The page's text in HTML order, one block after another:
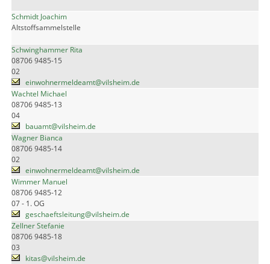
Schmidt Joachim
Altstoffsammelstelle
Schwinghammer Rita
08706 9485-15
02
einwohnermeldeamt@vilsheim.de
Wachtel Michael
08706 9485-13
04
bauamt@vilsheim.de
Wagner Bianca
08706 9485-14
02
einwohnermeldeamt@vilsheim.de
Wimmer Manuel
08706 9485-12
07 - 1. OG
geschaeftsleitung@vilsheim.de
Zellner Stefanie
08706 9485-18
03
kitas@vilsheim.de